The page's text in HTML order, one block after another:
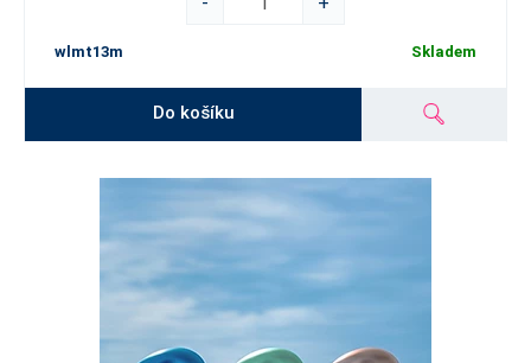
wlmt13m Skladem
Do košíku